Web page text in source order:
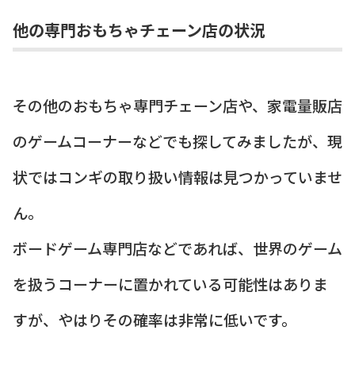
他の専門おもちゃチェーン店の状況
その他のおもちゃ専門チェーン店や、家電量販店
のゲームコーナーなどでも探してみましたが、現
状ではコンギの取り扱い情報は見つかっていませ
ん。
ボードゲーム専門店などであれば、世界のゲーム
を扱うコーナーに置かれている可能性はありま
すが、やはりその確率は非常に低いです。